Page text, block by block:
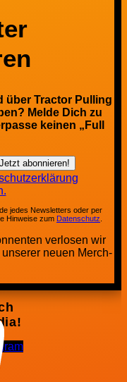
über Tractor Pulling
Melde Dich zu
keinen „Full
jedes Newsletters oder per
Hinweise zum Datenschutz
verlosen wir
neuen Merch-